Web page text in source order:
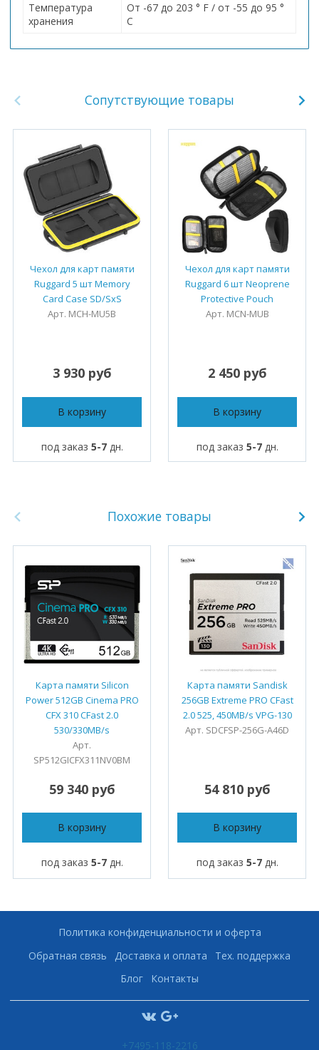
Температура
хранения
От -67 до 203 ° F / от -55 до 95 °
C
Сопутствующие товары
Чехол для карт памяти
Ruggard 5 шт Memory
Card Case SD/SxS
Арт. MCH-MU5B
3 930 руб
В корзину
под заказ 5-7дн.
Чехол для карт памяти
Ruggard 6 шт Neoprene
Protective Pouch
Арт. MCN-MUB
2 450 руб
В корзину
под заказ 5-7дн.
Похожие товары
Карта памяти Silicon
Power 512GB Cinema PRO
CFX 310 CFast 2.0
530/330MB/s
Арт.
SP512GICFX311NV0BM
59 340 руб
В корзину
под заказ 5-7дн.
Карта памяти Sandisk
256GB Extreme PRO CFast
2.0 525, 450MB/s VPG-130
Арт. SDCFSP-256G-A46D
54 810 руб
В корзину
под заказ 5-7дн.
Политика конфиденциальности и оферта
Обратная связь
Доставка и оплата
Тех. поддержка
Блог
Контакты
+7495-118-2216